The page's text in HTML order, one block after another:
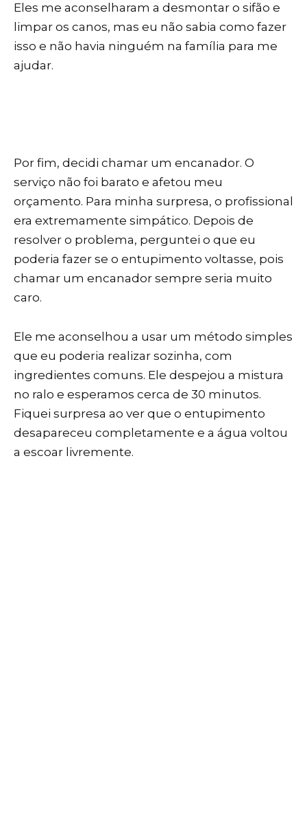
Eles me aconselharam a desmontar o sifão e
limpar os canos, mas eu não sabia como fazer
isso e não havia ninguém na família para me
ajudar.
Por fim, decidi chamar um encanador. O
serviço não foi barato e afetou meu
orçamento. Para minha surpresa, o profissional
era extremamente simpático. Depois de
resolver o problema, perguntei o que eu
poderia fazer se o entupimento voltasse, pois
chamar um encanador sempre seria muito
caro.
Ele me aconselhou a usar um método simples
que eu poderia realizar sozinha, com
ingredientes comuns. Ele despejou a mistura
no ralo e esperamos cerca de 30 minutos.
Fiquei surpresa ao ver que o entupimento
desapareceu completamente e a água voltou
a escoar livremente.